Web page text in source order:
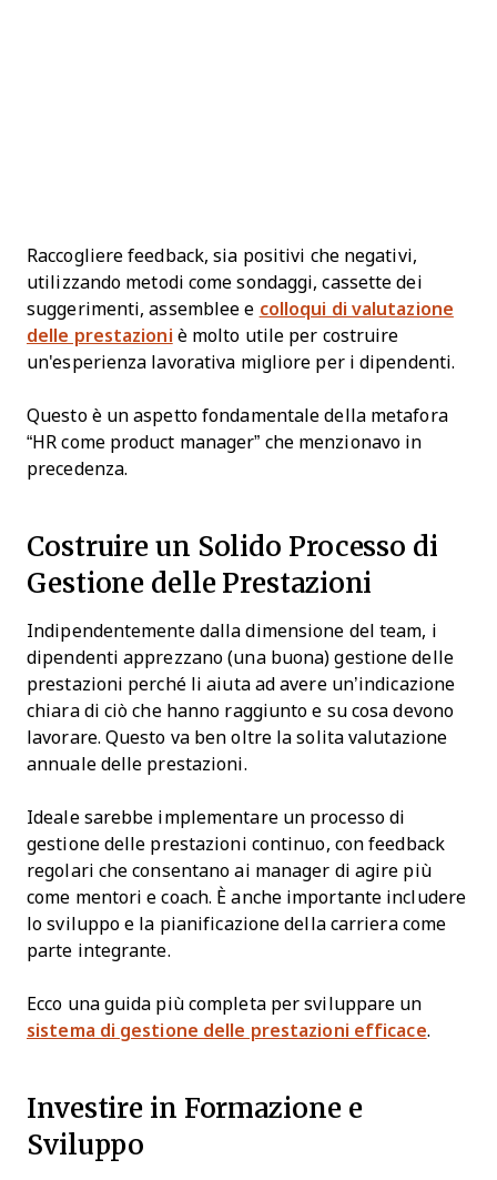
Raccogliere feedback, sia positivi che negativi,
utilizzando metodi come sondaggi, cassette dei
suggerimenti, assemblee e colloqui di valutazione
delle prestazioni è molto utile per costruire
un'esperienza lavorativa migliore per i dipendenti.
Questo è un aspetto fondamentale della metafora
“HR come product manager” che menzionavo in
precedenza.
Costruire un Solido Processo di
Gestione delle Prestazioni
Indipendentemente dalla dimensione del team, i
dipendenti apprezzano (una buona) gestione delle
prestazioni perché li aiuta ad avere un’indicazione
chiara di ciò che hanno raggiunto e su cosa devono
lavorare. Questo va ben oltre la solita valutazione
annuale delle prestazioni.
Ideale sarebbe implementare un processo di
gestione delle prestazioni continuo, con feedback
regolari che consentano ai manager di agire più
come mentori e coach. È anche importante includere
lo sviluppo e la pianificazione della carriera come
parte integrante.
Ecco una guida più completa per sviluppare un
sistema di gestione delle prestazioni efficace.
Investire in Formazione e
Sviluppo